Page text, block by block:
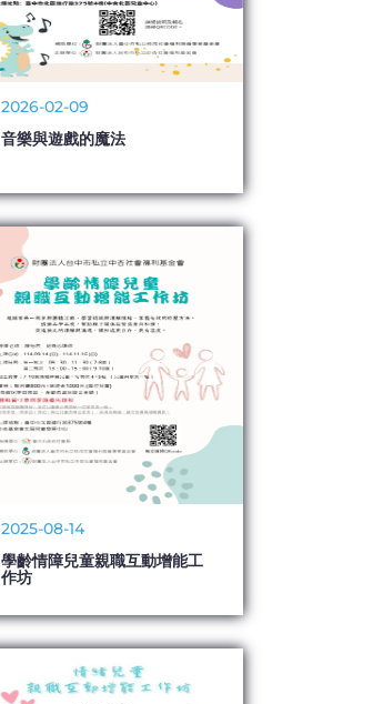
2026-02-09
音樂與遊戲的魔法
2025-08-14
學齡情障兒童親職互動增能工
作坊